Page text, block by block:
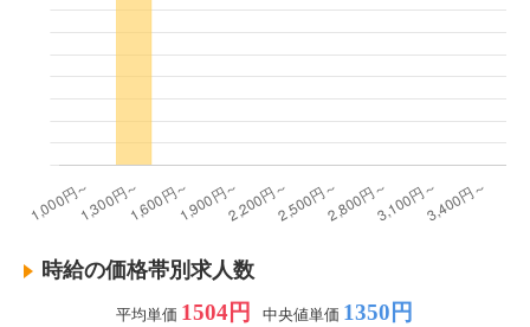
時給の価格帯別求人数
平均単価 1504円 中央値単価 1350円